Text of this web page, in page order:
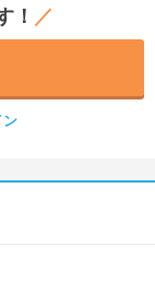
！ ／
ン